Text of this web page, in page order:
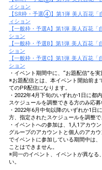
ィション
【SR枠・予選④】第1弾 美人百花「
ィション
【一般枠・予選A】第1弾 美人百花
ション
【一般枠・予選B】第1弾 美人百花
ション
【一般枠・予選C】第1弾 美人百花
ション
・イベント期間中に、“お題配信”を
※お題配信とは、本イベント開始前ま
てのPR配信になります。
・2022年4月下旬のいずれか1日に都
スケジュールを調整できる方のみ応募
・2022年6月中旬以降のいずれか1日
方、指定されたスケジュールを調整で
・イベントへの参加は、1人1アカウン
グループのアカウントと個人のアカ
でイベントに参加している期間中は
ことはできません。
※同一のイベント、イベントが異なる
い。